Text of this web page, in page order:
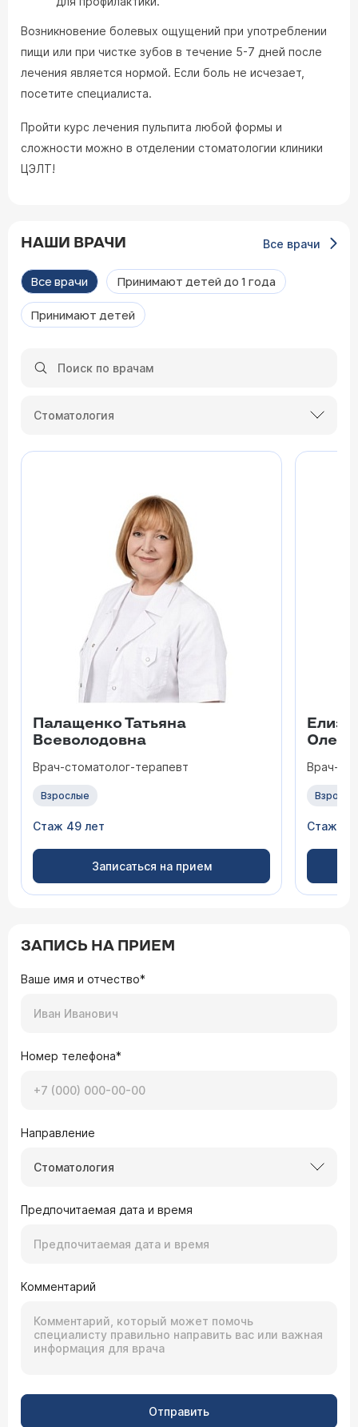
Возникновение болевых ощущений при употреблении
пищи или при чистке зубов в течение 5-7 дней после
лечения является нормой. Если боль не исчезает,
посетите специалиста.
Пройти курс лечения пульпита любой формы и
сложности можно в отделении стоматологии клиники
ЦЭЛТ!
НАШИ ВРАЧИ Все врачи
Все врачи Принимают детей до 1 года
Принимают детей
Стоматология
Палащенко Татьяна
Всеволодовна
Врач-стоматолог-терапевт
Взрослые
Стаж 49 лет
Записаться на прием
Врач-
Стаж 47
ЗАПИСЬ НА ПРИЕМ
Ваше имя и отчество*
Номер телефона*
Направление
Стоматология
Предпочитаемая дата и время
Комментарий
Отправить